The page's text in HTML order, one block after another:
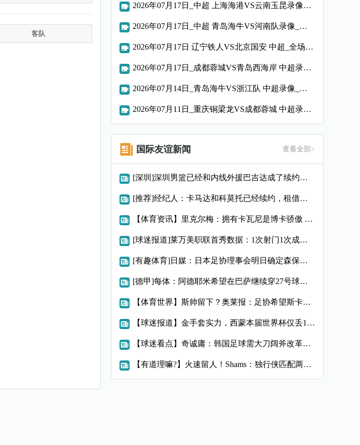
客队
2026年07月17日_中超 上海海港VS云南玉昆录像_全场录像【全场回放】
2026年07月17日_中超 青岛海牛VS河南队录像_全场录像【视频集锦】
2026年07月17日 辽宁铁人VS北京国安 中超_全场录像【视频集锦】
2026年07月17日_成都蓉城VS青岛西海岸 中超录像_高清录像【全场回放】
2026年07月14日_青岛海牛VS浙江队 中超录像_全场录像【视频集锦】
2026年07月11日_重庆铜梁龙VS成都蓉城 中超录像_全场录像【高清回放】
国际友谊新闻 查看全部>
[深圳]深圳男篮已经和内线外援巴吉达成了续约一致
[推荐]经纪人：卡马达和科莫托已经续约，租借？目前的想法是留
【体育资讯】里克尔梅：拥有卡瓦尼是博卡骄傲 斯卡洛尼是史上最
[球迷报道]莱万美职联首秀数据：1次射门1次成功过人预期进球
[有趣体育]日媒：日本足协理事会明日确定森保一续约半年，提案
[德甲]每体：阿德耶米希望在巴萨继续穿27号球衣，但西甲规则
【体育世界】斯帅留下？奥莱报：足协希望斯卡洛尼继续执教，相信
【球迷报道】金手套实力，西蒙本届世界杯仅丢1球，近16场代表
【球迷看点】奇诚庸：韩国足球需大刀阔斧改革，从业者必须清醒过
【有道理嘛?】火速留人！Shams：独行侠匹配两年470万报